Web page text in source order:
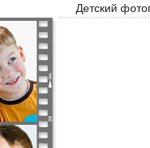
Детский